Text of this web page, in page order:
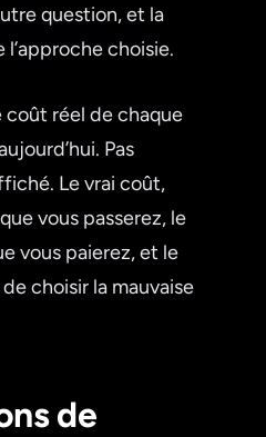
question, et la
choisie.
réel de chaque
Pas
Le vrai coût,
vous passerez, le
vous paierez, et le
choisir la mauvaise
de